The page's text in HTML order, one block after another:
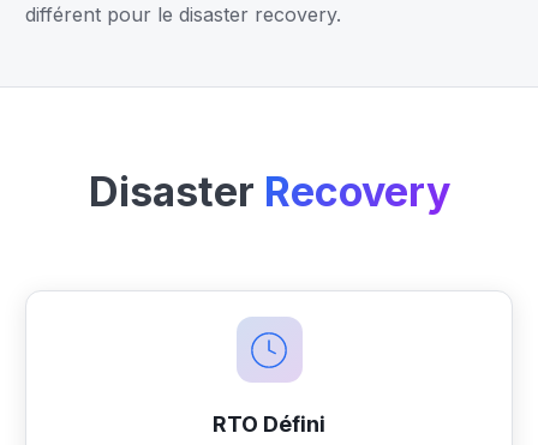
différent pour le disaster recovery.
Disaster Recovery
RTO Défini